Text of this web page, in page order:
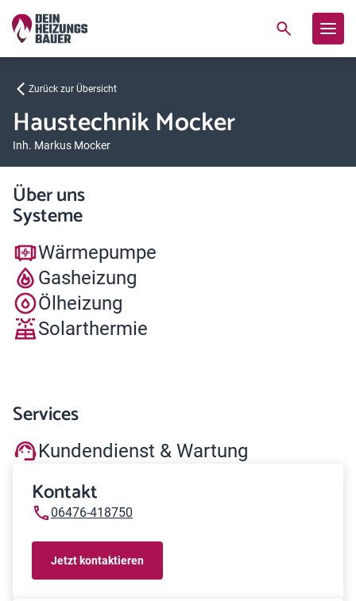
Zurück zur Übersicht
Haustechnik Mocker
Inh. Markus Mocker
Über uns
Systeme
Wärmepumpe
Gasheizung
Ölheizung
Solarthermie
Services
Kundendienst & Wartung
Kontakt
06476-418750
Jetzt kontaktieren